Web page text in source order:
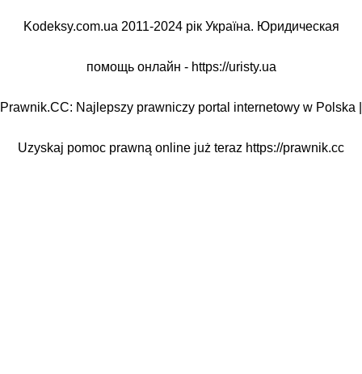
Kodeksy.com.ua 2011-2024 рік Україна. Юридическая
помощь онлайн - https://uristy.ua
Prawnik.CC: Najlepszy prawniczy portal internetowy w Polska |
Uzyskaj pomoc prawną online już teraz https://prawnik.cc